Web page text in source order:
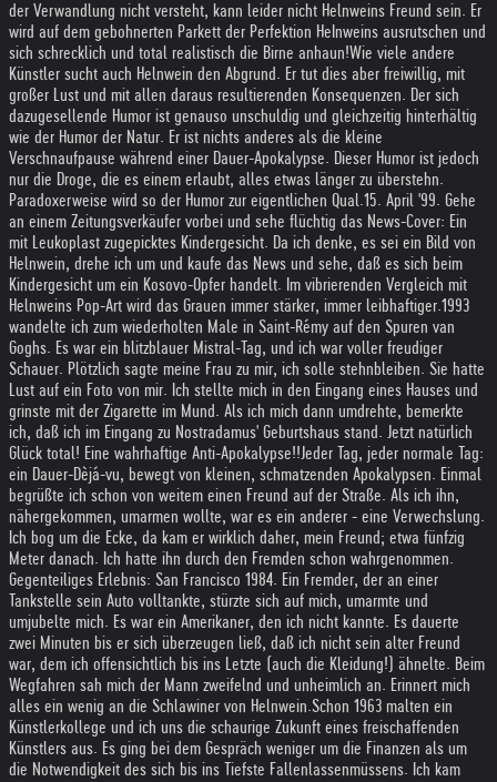
der Verwandlung nicht versteht, kann leider nicht Helnweins Freund sein. Er
wird auf dem gebohnerten Parkett der Perfektion HeInweins ausrutschen und
sich schrecklich und total realistisch die Birne anhaun!Wie viele andere
Künstler sucht auch Helnwein den Abgrund. Er tut dies aber freiwillig, mit
großer Lust und mit allen daraus resultierenden Konsequenzen. Der sich
dazugesellende Humor ist genauso unschuldig und gleichzeitig hinterhältig
wie der Humor der Natur. Er ist nichts anderes als die kleine
Verschnaufpause während einer Dauer-Apokalypse. Dieser Humor ist jedoch
nur die Droge, die es einem erlaubt, alles etwas länger zu überstehn.
Paradoxerweise wird so der Humor zur eigentlichen Qual.15. April '99. Gehe
an einem Zeitungsverkäufer vorbei und sehe flüchtig das News-Cover: Ein
mit Leukoplast zugepicktes Kindergesicht. Da ich denke, es sei ein Bild von
Helnwein, drehe ich um und kaufe das News und sehe, daß es sich beim
Kindergesicht um ein Kosovo-Opfer handelt. Im vibrierenden Vergleich mit
Helnweins Pop-Art wird das Grauen immer stärker, immer leibhaftiger.1993
wandelte ich zum wiederholten Male in Saint-Rémy auf den Spuren van
Goghs. Es war ein blitzblauer Mistral-Tag, und ich war voller freudiger
Schauer. Plötzlich sagte meine Frau zu mir, ich solle stehnbleiben. Sie hatte
Lust auf ein Foto von mir. Ich stellte mich in den Eingang eines Hauses und
grinste mit der Zigarette im Mund. Als ich mich dann umdrehte, bemerkte
ich, daß ich im Eingang zu Nostradamus' Geburtshaus stand. Jetzt natürlich
Glück total! Eine wahrhaftige Anti-Apokalypse!!Jeder Tag, jeder normale Tag:
ein Dauer-Dèjá-vu, bewegt von kleinen, schmatzenden Apokalypsen. Einmal
begrüßte ich schon von weitem einen Freund auf der Straße. Als ich ihn,
nähergekommen, umarmen wollte, war es ein anderer - eine Verwechslung.
Ich bog um die Ecke, da kam er wirklich daher, mein Freund; etwa fünfzig
Meter danach. Ich hatte ihn durch den Fremden schon wahrgenommen.
Gegenteiliges Erlebnis: San Francisco 1984. Ein Fremder, der an einer
Tankstelle sein Auto volltankte, stürzte sich auf mich, umarmte und
umjubelte mich. Es war ein Amerikaner, den ich nicht kannte. Es dauerte
zwei Minuten bis er sich überzeugen ließ, daß ich nicht sein alter Freund
war, dem ich offensichtlich bis ins Letzte (auch die Kleidung!) ähnelte. Beim
Wegfahren sah mich der Mann zweifelnd und unheimlich an. Erinnert mich
alles ein wenig an die Schlawiner von Helnwein.Schon 1963 malten ein
Künstlerkollege und ich uns die schaurige Zukunft eines freischaffenden
Künstlers aus. Es ging bei dem Gespräch weniger um die Finanzen als um
die Notwendigkeit des sich bis ins Tiefste Fallenlassenmüssens. Ich kam